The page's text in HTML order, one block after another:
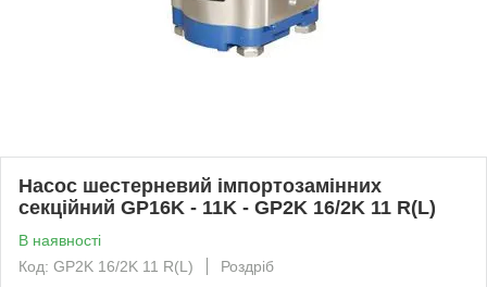
Насос шестерневий імпортозамінних
секційний GP16K - 11K - GP2K 16/2K 11 R(L)
В наявності
Код: GP2K 16/2K 11 R(L)
Роздріб